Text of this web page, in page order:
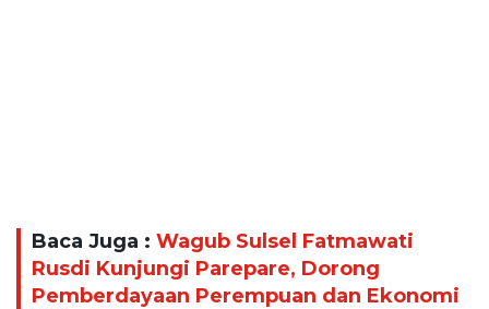
Baca Juga : Wagub Sulsel Fatmawati
Rusdi Kunjungi Parepare, Dorong
Pemberdayaan Perempuan dan Ekonomi